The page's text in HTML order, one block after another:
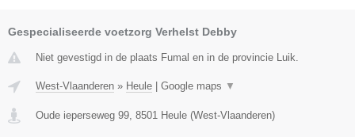
Gespecialiseerde voetzorg Verhelst Debby
Niet gevestigd in de plaats Fumal en in de provincie Luik.
West-Vlaanderen » Heule Google maps ▼
Oude ieperseweg 99 8501 Heule (West-Vlaanderen)